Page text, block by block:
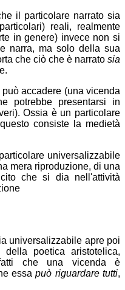
il particolare narrato sia
reali, realmente
in genere) invece non si
narra, ma solo della sua
che ciò che è narrato sia
accadere (una vicenda
potrebbe presentarsi in
Ossia è un particolare
consiste la medietà
universalizzabile
mera riproduzione, di una
che si dia nell'attività
universalizzabile apre poi
poetica aristotelica,
che una vicenda è
essapuò riguardare tutti,